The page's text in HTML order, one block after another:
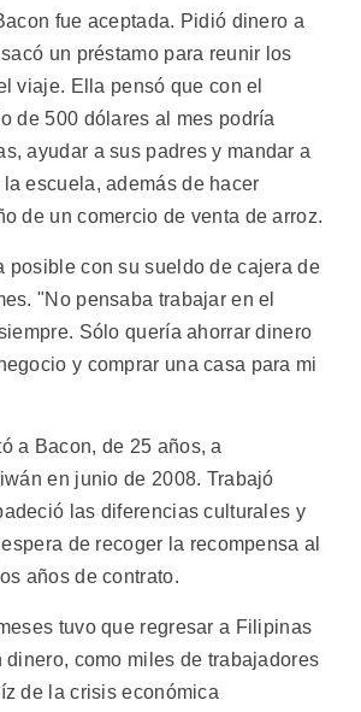
fue aceptada. Pidió dinero a
un préstamo para reunir los
viaje. Ella pensó que con el
de 500 dólares al mes podría
ayudar a sus padres y mandar a
escuela, además de hacer
de un comercio de venta de arroz.
posible con su sueldo de cajera de
"No pensaba trabajar en el
Sólo quería ahorrar dinero
y comprar una casa para mi
a Bacon, de 25 años, a
en junio de 2008. Trabajó
las diferencias culturales y
de recoger la recompensa al
años de contrato.
tuvo que regresar a Filipinas
dinero, como miles de trabajadores
de la crisis económica